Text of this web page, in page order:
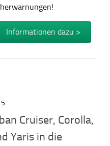
Informationen dazu >
Cruiser, Corolla,
Yaris in die